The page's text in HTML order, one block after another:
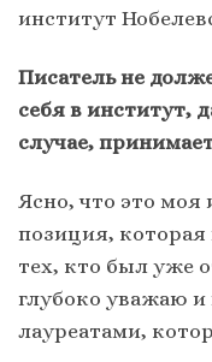
институт
Писатель не
себя в институт,
случае,
Ясно, что это
позиция, которая
тех, кто был уже
глубоко уважаю
лауреатами,